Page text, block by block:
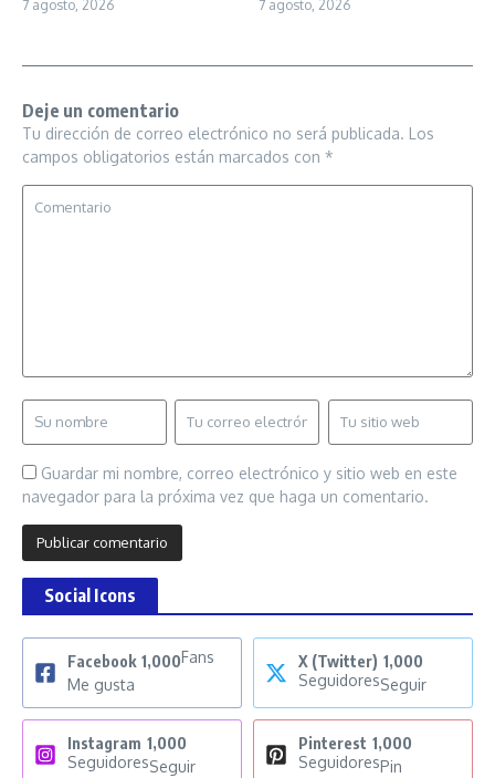
7 agosto, 2026 7 agosto, 2026
Deje un comentario
Tu dirección de correo electrónico no será publicada. Los
campos obligatorios están marcados con *
Guardar mi nombre, correo electrónico y sitio web en este
navegador para la próxima vez que haga un comentario.
Social Icons
Facebook 1,000Fans
Me gusta
X (Twitter) 1,000
SeguidoresSeguir
Instagram 1,000
SeguidoresSeguir
Pinterest 1,000
SeguidoresPin